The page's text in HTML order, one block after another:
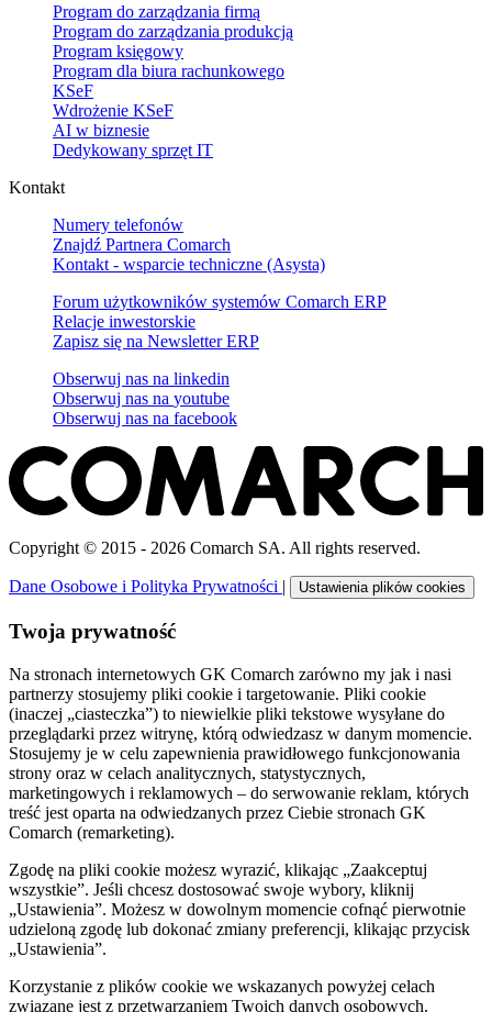
Program do zarządzania firmą
Program do zarządzania produkcją
Program księgowy
Program dla biura rachunkowego
KSeF
Wdrożenie KSeF
AI w biznesie
Dedykowany sprzęt IT
Kontakt
Numery telefonów
Znajdź Partnera Comarch
Kontakt - wsparcie techniczne (Asysta)
Forum użytkowników systemów Comarch ERP
Relacje inwestorskie
Zapisz się na Newsletter ERP
Obserwuj nas na linkedin
Obserwuj nas na youtube
Obserwuj nas na facebook
Copyright © 2015 - 2026 Comarch SA. All rights reserved.
Dane Osobowe i Polityka Prywatności | Ustawienia plików cookies
Twoja prywatność
Na stronach internetowych GK Comarch zarówno my jak i nasi
partnerzy stosujemy pliki cookie i targetowanie. Pliki cookie
(inaczej „ciasteczka”) to niewielkie pliki tekstowe wysyłane do
przeglądarki przez witrynę, którą odwiedzasz w danym momencie.
Stosujemy je w celu zapewnienia prawidłowego funkcjonowania
strony oraz w celach analitycznych, statystycznych,
marketingowych i reklamowych – do serwowanie reklam, których
treść jest oparta na odwiedzanych przez Ciebie stronach GK
Comarch (remarketing).
Zgodę na pliki cookie możesz wyrazić, klikając „Zaakceptuj
wszystkie”. Jeśli chcesz dostosować swoje wybory, kliknij
„Ustawienia”. Możesz w dowolnym momencie cofnąć pierwotnie
udzieloną zgodę lub dokonać zmiany preferencji, klikając przycisk
„Ustawienia”.
Korzystanie z plików cookie we wskazanych powyżej celach
związane jest z przetwarzaniem Twoich danych osobowych.